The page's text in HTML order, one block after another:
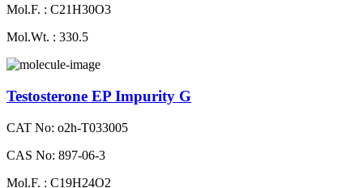
Mol.F. : C21H30O3
Mol.Wt. : 330.5
Testosterone EP Impurity G
CAT No: o2h-T033005
CAS No: 897-06-3
Mol.F. : C19H24O2